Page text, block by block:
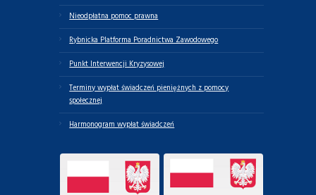
Nieodpłatna pomoc prawna
Rybnicka Platforma Poradnictwa Zawodowego
Punkt Interwencji Kryzysowej
Terminy wypłat świadczeń pieniężnych z pomocy
społecznej
Harmonogram wypłat świadczeń